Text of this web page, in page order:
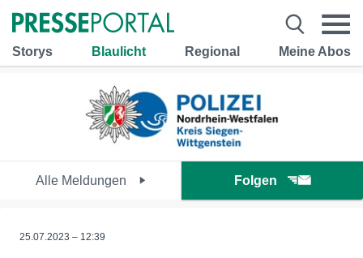
Storys Blaulicht Regional Meine Abos
Alle Meldungen Folgen
25.07.2023 – 12:39